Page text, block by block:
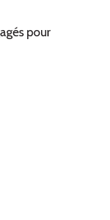
pour